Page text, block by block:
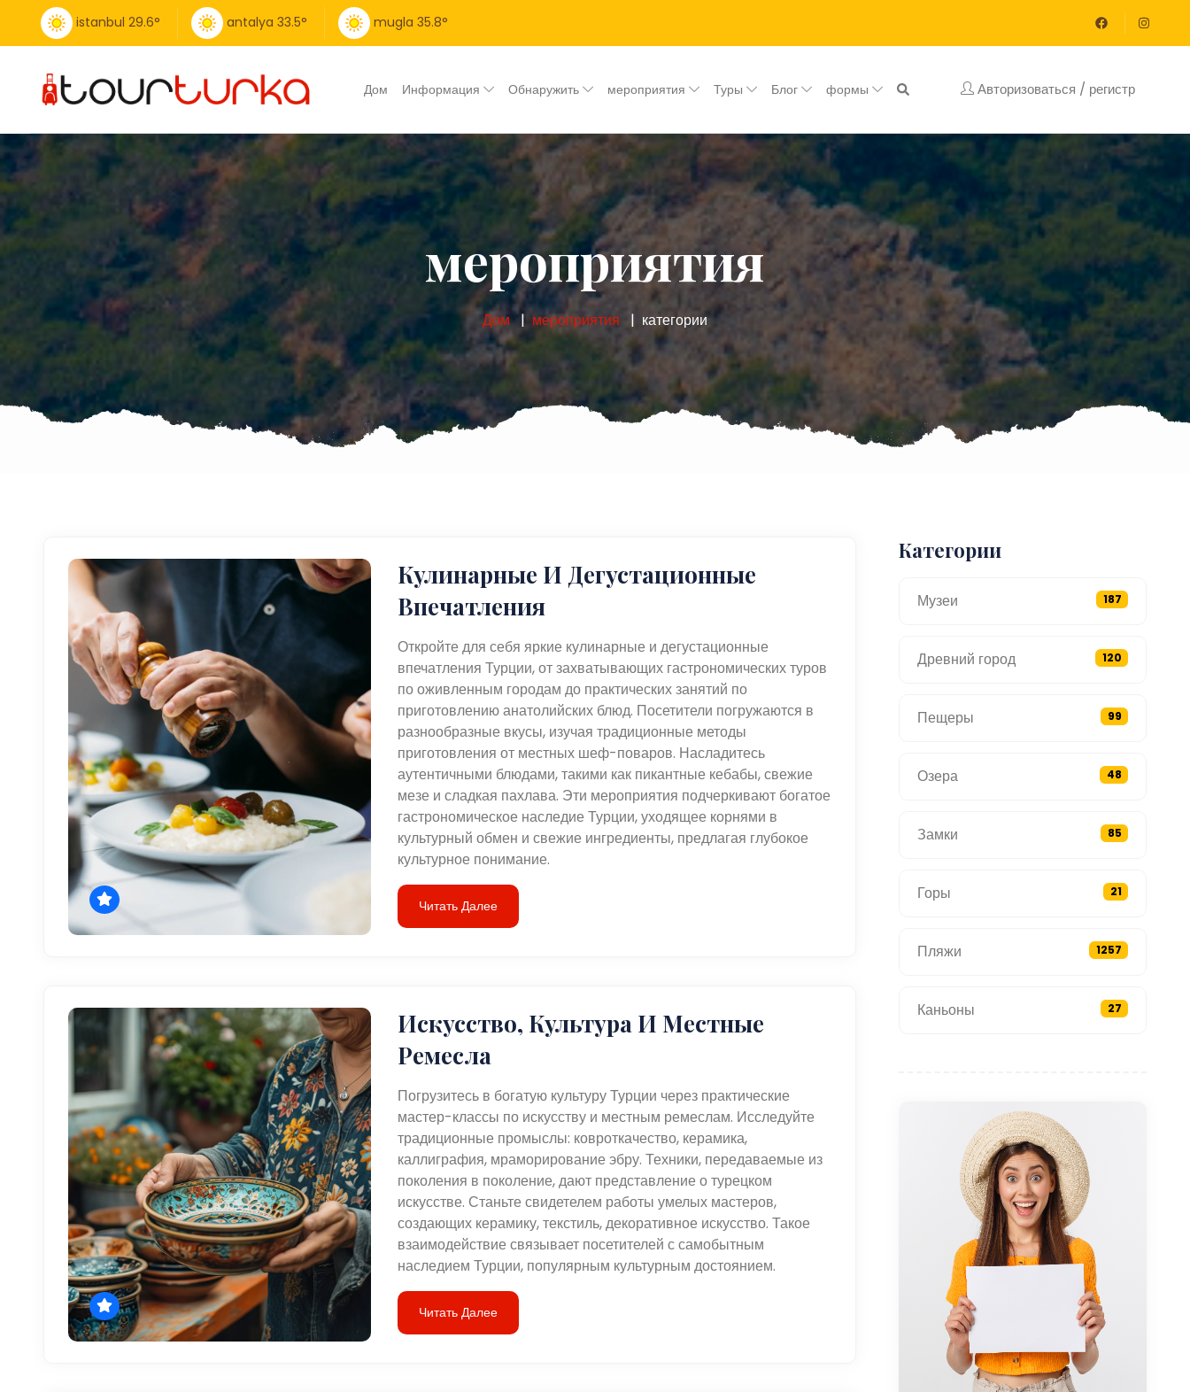
istanbul 29.6° antalya 33.5° mugla 35.8°
Дом Информация Обнаружить мероприятия Туры Блог формы Авторизоваться / регистр
мероприятия
Дом мероприятия категории
Кулинарные И Дегустационные
Впечатления
Откройте для себя яркие кулинарные и дегустационные
впечатления Турции, от захватывающих гастрономических туров
по оживленным городам до практических занятий по
приготовлению анатолийских блюд. Посетители погружаются в
разнообразные вкусы, изучая традиционные методы
приготовления от местных шеф-поваров. Насладитесь
аутентичными блюдами, такими как пикантные кебабы, свежие
мезе и сладкая пахлава. Эти мероприятия подчеркивают богатое
гастрономическое наследие Турции, уходящее корнями в
культурный обмен и свежие ингредиенты, предлагая глубокое
культурное понимание.
Читать Далее
Искусство, Культура И Местные
Ремесла
Погрузитесь в богатую культуру Турции через практические
мастер-классы по искусству и местным ремеслам. Исследуйте
традиционные промыслы: ковроткачество, керамика,
каллиграфия, мраморирование эбру. Техники, передаваемые из
поколения в поколение, дают представление о турецком
искусстве. Станьте свидетелем работы умелых мастеров,
создающих керамику, текстиль, декоративное искусство. Такое
взаимодействие связывает посетителей с самобытным
наследием Турции, популярным культурным достоянием.
Читать Далее
Категории
Музеи 187
Древний город 120
Пещеры 99
Озера 48
Замки 85
Горы 21
Пляжи 1257
Каньоны 27